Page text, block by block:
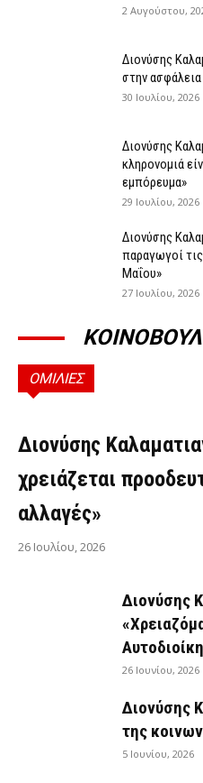
2 Αυγούστου,
Διονύσης
στην
30 Ιουλίου, 2026
Διονύσης
κληρονομιά
εμπόρευμα»
29 Ιουλίου, 2026
Διονύσης
παραγωγοί
Μαΐου»
27 Ιουλίου, 2026
ΟΜΙΛΙΕΣ
ΟΜΙΛΊΕΣ
Διονύσης
χρειάζεται
αλλαγές»
26 Ιουλίου, 2026
Διονύσης
26 Ιουνίου, 2026
Διονύσης
της
5 Ιουνίου, 2026